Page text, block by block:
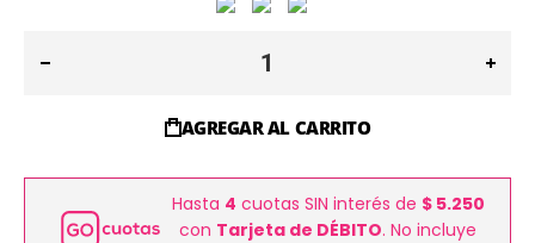
AGREGAR AL CARRITO
Hasta 4 cuotas SIN interés de $ 5.250
con Tarjeta de DÉBITO. No incluye